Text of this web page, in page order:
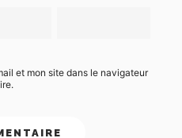
et mon site dans le navigateur